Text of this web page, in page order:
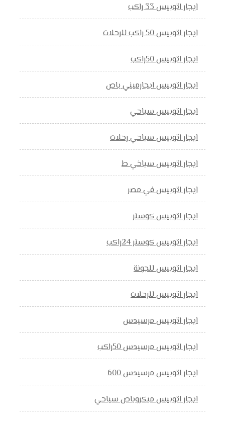
ايجار اتوبيس 33 راكب
ايجار اتوبيس 50 راكب للرحلات
ايجار اتوبيس 50راكب
ايجار اتوبيس ايجارميني باص
ايجار اتوبيس سياحي
ايجار اتوبيس سياحي رحلات
ايجار اتوبيس سياخي ط
ايجار اتوبيس في مصر
ايجار اتوبيس كوستر
ايجار اتوبيس كوستر 24راكب
ايجار اتوبيس للجونة
ايجار اتوبيس للرحلات
ايجار اتوبيس مرسيدس
ايجار اتوبيس مرسيدس 50راكب
ايجار اتوبيس مرسيدس 600
ايجار اتوبيس ميكروباص سياحي